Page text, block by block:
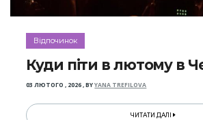
Відпочинок
Куди піти в лютому в
03 ЛЮТОГО , 2026,BYYANA TREFILOVA
ЧИТАТИ ДАЛІ